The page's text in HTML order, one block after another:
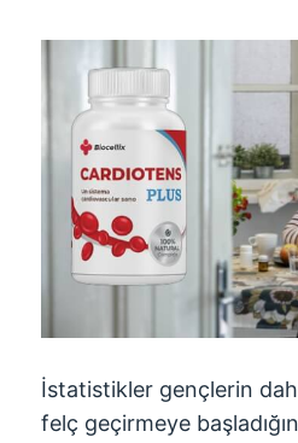
İstatistikler gençlerin
felç geçirmeye